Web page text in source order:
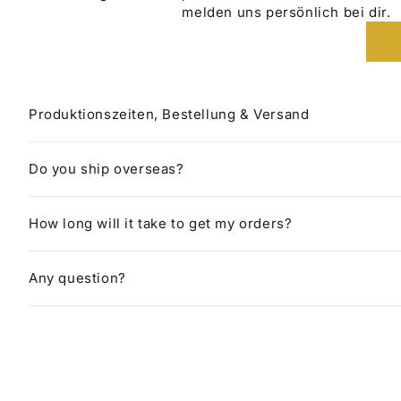
melden uns persönlich bei dir.
Produktionszeiten, Bestellung & Versand
Do you ship overseas?
How long will it take to get my orders?
Any question?